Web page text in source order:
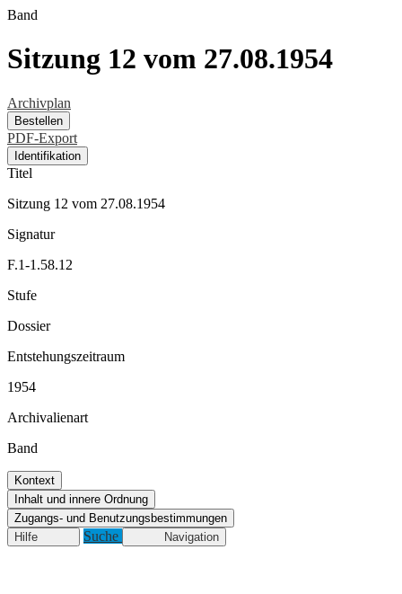
Band
Sitzung 12 vom 27.08.1954
Archivplan
Bestellen
PDF-Export
Identifikation
Titel
Sitzung 12 vom 27.08.1954
Signatur
F.1-1.58.12
Stufe
Dossier
Entstehungszeitraum
1954
Archivalienart
Band
Kontext
Inhalt und innere Ordnung
Zugangs- und Benutzungsbestimmungen
Hilfe
Suche Navigation